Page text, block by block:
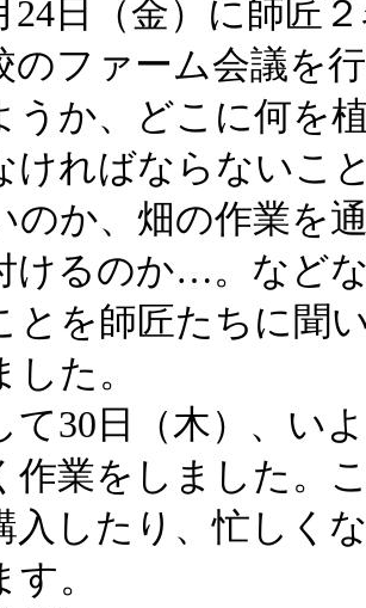
日（金）に師匠
のファーム会議を
うか、どこに何を
ければならないこ
のか、畑の作業を
けるのか…。など
とを師匠たちに聞
した。
30日（木）、い
作業をしました。
入したり、忙しく
。